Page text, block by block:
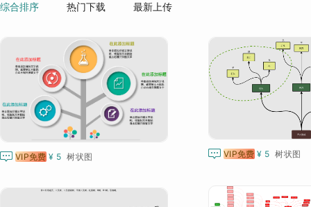
综合排序 热门下载 最新上传
 VIP免费 ¥ 5 树状图  VIP免费 ¥ 5 树状图